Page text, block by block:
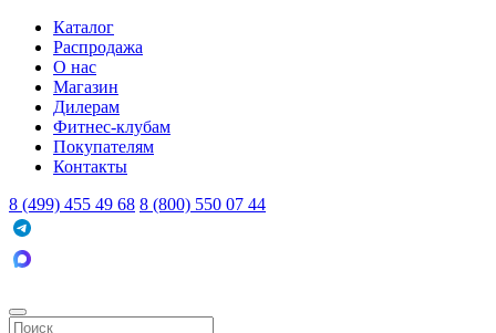
Каталог
Распродажа
О нас
Магазин
Дилерам
Фитнес-клубам
Покупателям
Контакты
8 (499) 455 49 68 8 (800) 550 07 44